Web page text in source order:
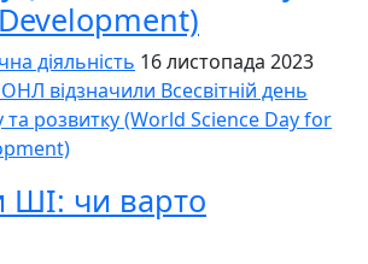
діяльність 16 листопада 2023
відзначили Всесвітній день
та розвитку (World Science Day for
ШІ: чи варто